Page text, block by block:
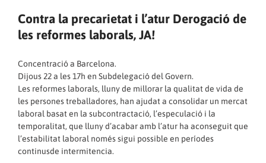
Contra la precarietat i l’atur Derogació de
les reformes laborals, JA!
Concentració a Barcelona.
Dijous 22 a les 17h en Subdelegació del Govern.
Les reformes laborals, lluny de millorar la qualitat de vida de
les persones treballadores, han ajudat a consolidar un mercat
laboral basat en la subcontractació, l’especulació i la
temporalitat, que lluny d’acabar amb l’atur ha aconseguit que
l’estabilitat laboral només sigui possible en períodes
continusde intermitencia.